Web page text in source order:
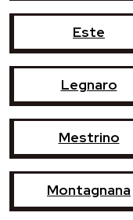
Este
Legnaro
Mestrino
Montagnana